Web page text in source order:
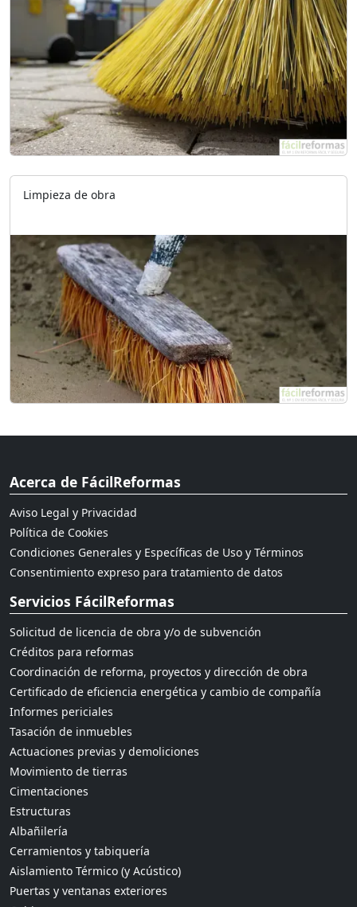
Limpieza de obra
Acerca de FácilReformas
Aviso Legal y Privacidad
Política de Cookies
Condiciones Generales y Específicas de Uso y Términos
Consentimiento expreso para tratamiento de datos
Servicios FácilReformas
Solicitud de licencia de obra y/o de subvención
Créditos para reformas
Coordinación de reforma, proyectos y dirección de obra
Certificado de eficiencia energética y cambio de compañía
Informes periciales
Tasación de inmuebles
Actuaciones previas y demoliciones
Movimiento de tierras
Cimentaciones
Estructuras
Albañilería
Cerramientos y tabiquería
Aislamiento Térmico (y Acústico)
Puertas y ventanas exteriores